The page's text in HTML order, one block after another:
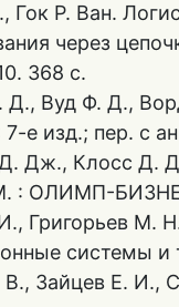
Гок Р. Ван.
через
368 с.
Д., Вуд Ф. Д.,
7-е изд.; пер. с
Дж., Клосс Д.
: ОЛИМП-
Григорьев М.
системы и
Зайцев Е. И.,